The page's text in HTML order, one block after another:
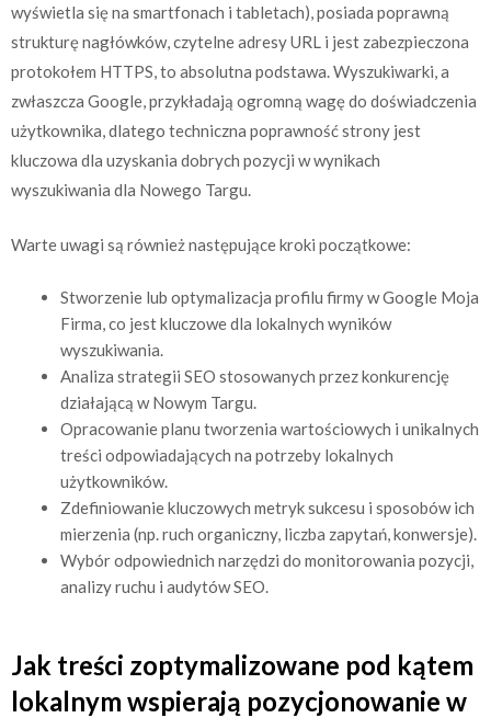
wyświetla się na smartfonach i tabletach), posiada poprawną
strukturę nagłówków, czytelne adresy URL i jest zabezpieczona
protokołem HTTPS, to absolutna podstawa. Wyszukiwarki, a
zwłaszcza Google, przykładają ogromną wagę do doświadczenia
użytkownika, dlatego techniczna poprawność strony jest
kluczowa dla uzyskania dobrych pozycji w wynikach
wyszukiwania dla Nowego Targu.
Warte uwagi są również następujące kroki początkowe:
Stworzenie lub optymalizacja profilu firmy w Google Moja
Firma, co jest kluczowe dla lokalnych wyników
wyszukiwania.
Analiza strategii SEO stosowanych przez konkurencję
działającą w Nowym Targu.
Opracowanie planu tworzenia wartościowych i unikalnych
treści odpowiadających na potrzeby lokalnych
użytkowników.
Zdefiniowanie kluczowych metryk sukcesu i sposobów ich
mierzenia (np. ruch organiczny, liczba zapytań, konwersje).
Wybór odpowiednich narzędzi do monitorowania pozycji,
analizy ruchu i audytów SEO.
Jak treści zoptymalizowane pod kątem
lokalnym wspierają pozycjonowanie w